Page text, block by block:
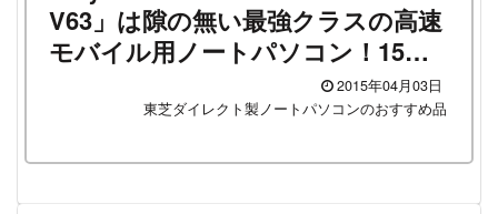
V63」は隙の無い最強クラスの高速
モバイル用ノートパソコン！15万
円の予算がもし出せるのであれ
ば、ぜひご検討を！
2015年04月03日
東芝ダイレクト製ノートパソコンのおすすめ品